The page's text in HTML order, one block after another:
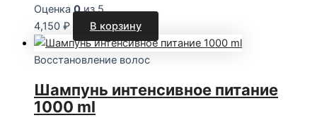
Оценка0из 5
4,150 ₽ В корзину
Восстановление волос
Шампунь интенсивное питание
1000 ml